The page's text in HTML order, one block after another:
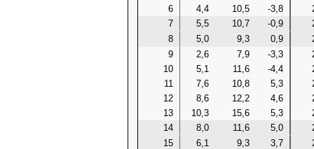
6
4,4 10,5 -3,8
7
5,5 10,7 -0,9
8
5,0 9,3 0,9
9
2,6 7,9 -3,3
10
5,1 11,6 -4,4
11
7,6 10,8 5,3
12
8,6 12,2 4,6
13
10,3 15,6 5,3
14
8,0 11,6 5,0
15
6,1 9,3 3,7